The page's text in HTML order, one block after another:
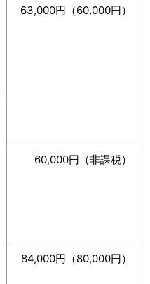
63,000円（60,000円）
60,000円（非課税）
84,000円（80,000円）